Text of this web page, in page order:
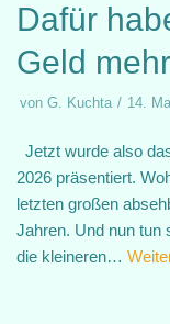
Dafür
Geld
von G. Kuchta 14.
Jetzt wurde also
2026 präsentiert.
letzten großen
Jahren. Und nun tun
die kleineren…